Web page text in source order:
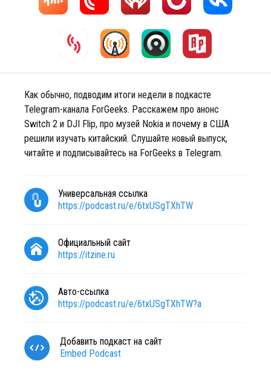
Как обычно, подводим итоги недели в подкасте
Telegram-канала ForGeeks. Расскажем про анонс
Switch 2 и DJI Flip, про музей Nokia и почему в США
решили изучать китайский. Слушайте новый выпуск,
читайте и подписывайтесь на ForGeeks в Telegram.​
Универсальная ссылка
https://podcast.ru/e/6txUSgTXhTW
Официальный сайт
https://itzine.ru
Авто-ссылка
https://podcast.ru/e/6txUSgTXhTW?a
Добавить подкаст на сайт
Embed Podcast